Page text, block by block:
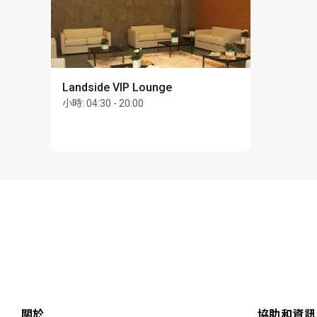
Landside VIP Lounge
小時: 04:30 - 20:00